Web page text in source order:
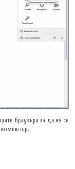
браузъра за да не се
компютър.